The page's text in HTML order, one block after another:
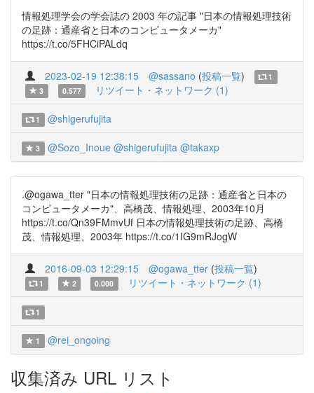
情報処理学会の学会誌の 2003 年の記事 "日本の情報処理技術
の足跡：通産省と日本のコンピュータメーカ"
https://t.co/5FHCiPALdq
2023-02-19 12:38:15 @sassano (投稿一覧)
1
3
0.577 リツイート・ネットワーク (1)
1 @shigerufujita
3 @Sozo_Inoue @shigerufujita @takaxp
.@ogawa_tter "日本の情報処理技術の足跡：通産省と日本の
コンピュータメーカ"、高橋茂、情報処理、2003年10月
https://t.co/Qn39FMmvUf 日本の情報処理技術の足跡、高橋
茂、情報処理、2003年 https://t.co/1IG9mRJogW
2016-09-03 12:29:15 @ogawa_tter (投稿一覧)
1 2 0.000 リツイート・ネットワーク (1)
1
1 @rei_ongoing
収集済み URL リスト